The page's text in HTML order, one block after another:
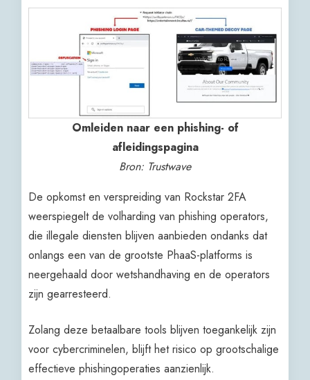
Omleiden naar een phishing- of
afleidingspagina
Bron: Trustwave
De opkomst en verspreiding van Rockstar 2FA
weerspiegelt de volharding van phishing operators,
die illegale diensten blijven aanbieden ondanks dat
onlangs een van de grootste PhaaS-platforms is
neergehaald door wetshandhaving en de operators
zijn gearresteerd.
Zolang deze betaalbare tools blijven toegankelijk zijn
voor cybercriminelen, blijft het risico op grootschalige
effectieve phishingoperaties aanzienlijk.